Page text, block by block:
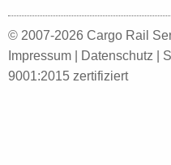
© 2007-2026 Cargo Rail
Impressum
Datenschutz
9001:2015 zertifiziert